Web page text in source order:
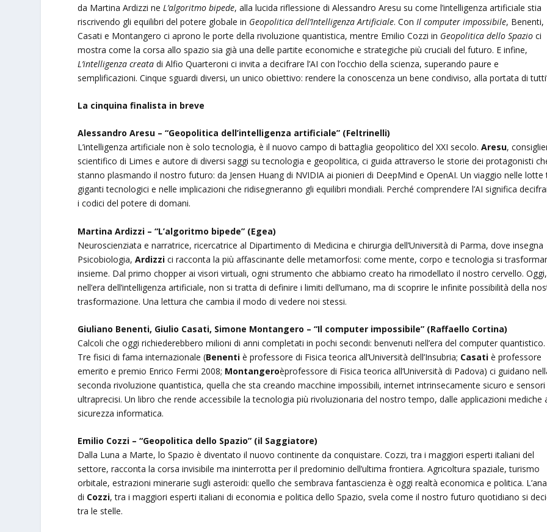
da Martina Ardizzi ne L’algoritmo bipede, alla lucida riflessione di Alessandro Aresu su come l’intelligenza artificiale stia
riscrivendo gli equilibri del potere globale in Geopolitica dell’Intelligenza Artificiale. Con Il computer impossibile, Benenti,
Casati e Montangero ci aprono le porte della rivoluzione quantistica, mentre Emilio Cozzi in Geopolitica dello Spazio ci
mostra come la corsa allo spazio sia già una delle partite economiche e strategiche più cruciali del futuro. E infine,
L’intelligenza creata di Alfio Quarteroni ci invita a decifrare l’AI con l’occhio della scienza, superando paure e
semplificazioni. Cinque sguardi diversi, un unico obiettivo: rendere la conoscenza un bene condiviso, alla portata di
La cinquina finalista in breve
Alessandro Aresu – “Geopolitica dell’intelligenza artificiale” (Feltrinelli)
L’intelligenza artificiale non è solo tecnologia, è il nuovo campo di battaglia geopolitico del XXI secolo.Aresu,
scientifico di Limes e autore di diversi saggi su tecnologia e geopolitica, ci guida attraverso le storie dei protagonisti
stanno plasmando il nostro futuro: da Jensen Huang di NVIDIA ai pionieri di DeepMind e OpenAI. Un viaggio nelle lotte
giganti tecnologici e nelle implicazioni che ridisegneranno gli equilibri mondiali. Perché comprendere l’AI significa
i codici del potere di domani.
Martina Ardizzi – “L’algoritmo bipede” (Egea)
Neuroscienziata e narratrice, ricercatrice al Dipartimento di Medicina e chirurgia dell’Università di Parma, dove insegna
Psicobiologia,Ardizzi ci racconta la più affascinante delle metamorfosi: come mente, corpo e tecnologia si
insieme. Dal primo chopper ai visori virtuali, ogni strumento che abbiamo creato ha rimodellato il nostro cervello. Oggi,
nell’era dell’intelligenza artificiale, non si tratta di definire i limiti dell’umano, ma di scoprire le infinite possibilità della
trasformazione. Una lettura che cambia il modo di vedere noi stessi.
Giuliano Benenti, Giulio Casati, Simone Montangero – “Il computer impossibile” (Raffaello Cortina)
Calcoli che oggi richiederebbero milioni di anni completati in pochi secondi: benvenuti nell’era del computer quantistico.
Tre fisici di fama internazionale (Benentiè professore di Fisica teorica all’Università dell’Insubria; Casati è professore
emerito e premio Enrico Fermi 2008; Montangeroèprofessore di Fisica teorica all’Università di Padova) ci guidano
seconda rivoluzione quantistica, quella che sta creando macchine impossibili, internet intrinsecamente sicuro e sensori
ultraprecisi. Un libro che rende accessibile la tecnologia più rivoluzionaria del nostro tempo, dalle applicazioni mediche
sicurezza informatica.
Emilio Cozzi – “Geopolitica dello Spazio” (il Saggiatore)
Dalla Luna a Marte, lo Spazio è diventato il nuovo continente da conquistare. Cozzi, tra i maggiori esperti italiani del
settore, racconta la corsa invisibile ma ininterrotta per il predominio dell’ultima frontiera. Agricoltura spaziale, turismo
orbitale, estrazioni minerarie sugli asteroidi: quello che sembrava fantascienza è oggi realtà economica e politica.
di Cozzi, tra i maggiori esperti italiani di economia e politica dello Spazio, svela come il nostro futuro quotidiano si
tra le stelle.